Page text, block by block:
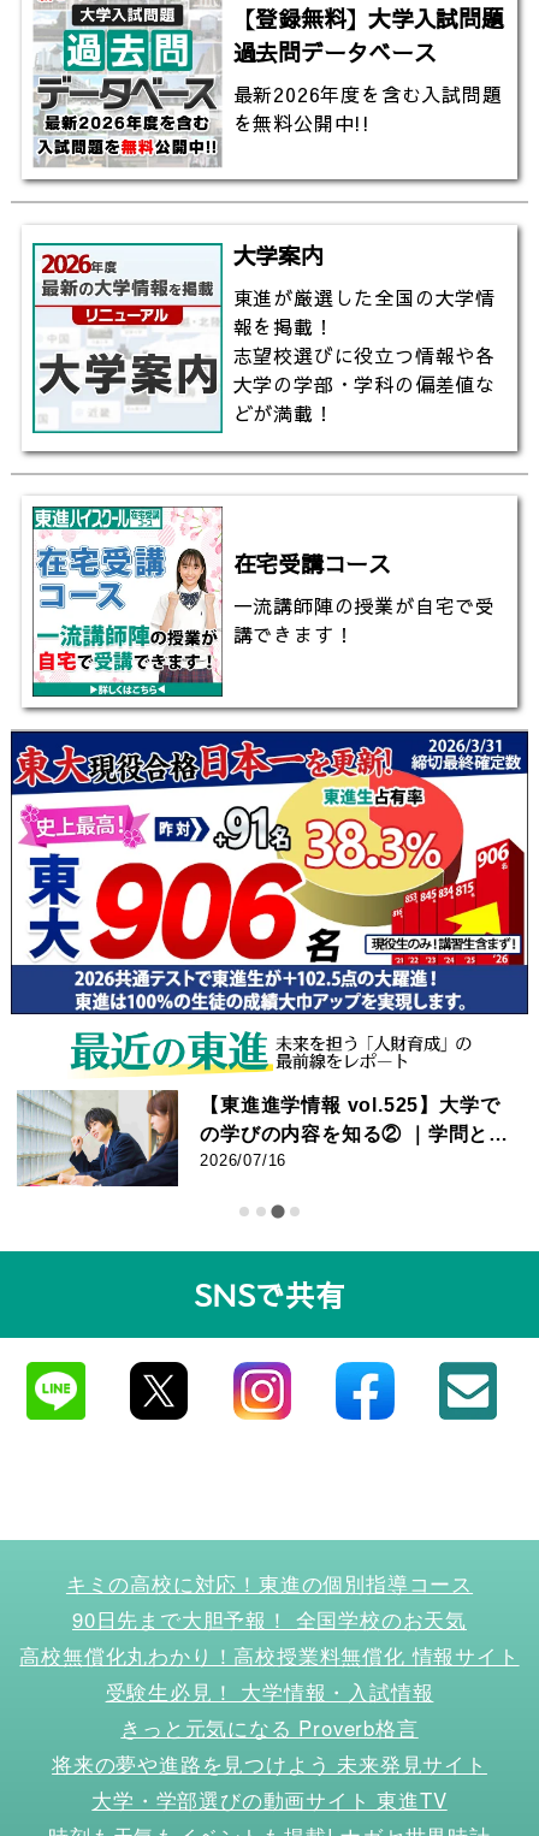
【登録無料】大学入試問題
過去問データベース
最新2026年度を含む入試問題
を無料公開中!!
大学案内
東進が厳選した全国の大学情
報を掲載！
志望校選びに役立つ情報や各
大学の学部・学科の偏差値な
どが満載！
在宅受講コース
一流講師陣の授業が自宅で受
講できます！
【東進進学情報 vol.525】大学で
の学びの内容を知る② ｜学問とし
てのスポーツに迫る! ｜競技力向
で。早稲田大・同志社大へのイン
タビュー
2026/07/16
SNSで共有
キミの高校に対応！東進の個別指導コース
90日先まで大胆予報！ 全国学校のお天気
高校無償化丸わかり！高校授業料無償化 情報サイト
受験生必見！ 大学情報・入試情報
きっと元気になる Proverb格言
将来の夢や進路を見つけよう 未来発見サイト
大学・学部選びの動画サイト 東進TV